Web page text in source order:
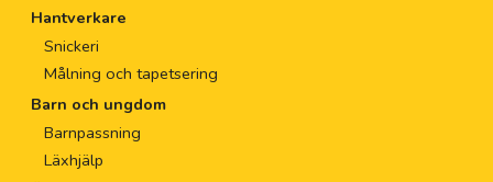
Hantverkare
Snickeri
Målning och tapetsering
Barn och ungdom
Barnpassning
Läxhjälp